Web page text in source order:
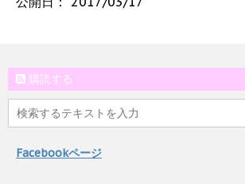
購読する
Facebookページ